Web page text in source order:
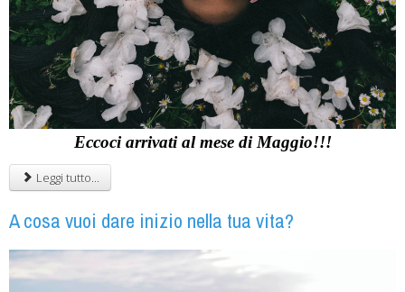
Eccoci arrivati al mese di Maggio!!!
Leggi tutto...
A cosa vuoi dare inizio nella tua vita?